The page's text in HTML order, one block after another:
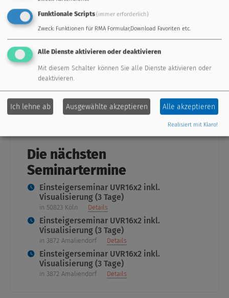
Support
professioneller Support, Seminare, und
Antworten zu häufig gestellten Fragen.
Die nächsten
Seminartermine
Einsteigerseminar UVR16x2 inkl.
Visualisierung (3 Tage)
in 50823 Köln Details
Einsteigerseminar UVR16x2 inkl.
Visualisierung (3 Tage)
in 3872 Amaliendorf Details
Einsteigerseminar UVR16x2 inkl.
Visualisierung (3 Tage)
in 3872 Amaliendorf Details
Funktionale Scripts(immer erforderlich)
Zweck: Funktionen für RMA Formular,Download Favoriten etc.
Alle Dienste aktivieren oder deaktivieren
Mit diesem Schalter können Sie alle Dienste aktivieren oder
deaktivieren.
Ich lehne ab Ausgewählte akzeptieren Alle akzeptieren
Realisiert mit Klaro!